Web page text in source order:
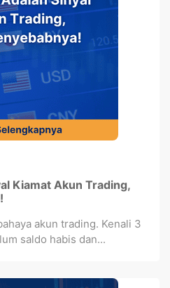
Kiamat Akun Trading,
akun trading. Kenali 3
saldo habis dan...